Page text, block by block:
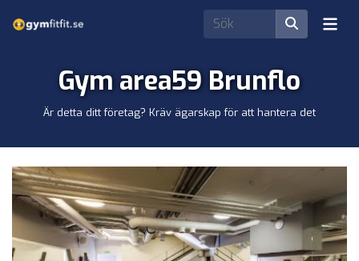
Gym area59 Brunflo
Är detta ditt företag? Kräv ägarskap för att hantera det